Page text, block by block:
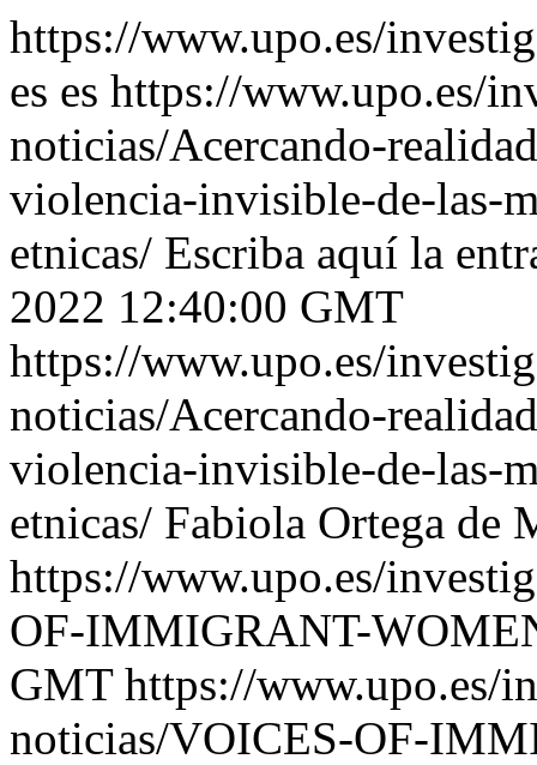
https://www.upo.es/
es es https://www.upo.es/
noticias/Acercando-
violencia-invisible-de-las-
etnicas/ Escriba aquí la
2022 12:40:00 GMT
https://www.upo.es/
noticias/Acercando-
violencia-invisible-de-las-
etnicas/ Fabiola Ortega de
https://www.upo.es/
OF-IMMIGRANT-
GMT https://www.upo.es/
noticias/VOICES-OF-